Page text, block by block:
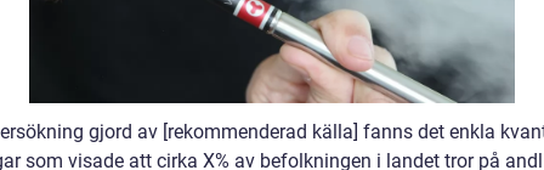
gjord av [rekommenderad källa] fanns det enkla
som visade att cirka X% av befolkningen i landet tror på